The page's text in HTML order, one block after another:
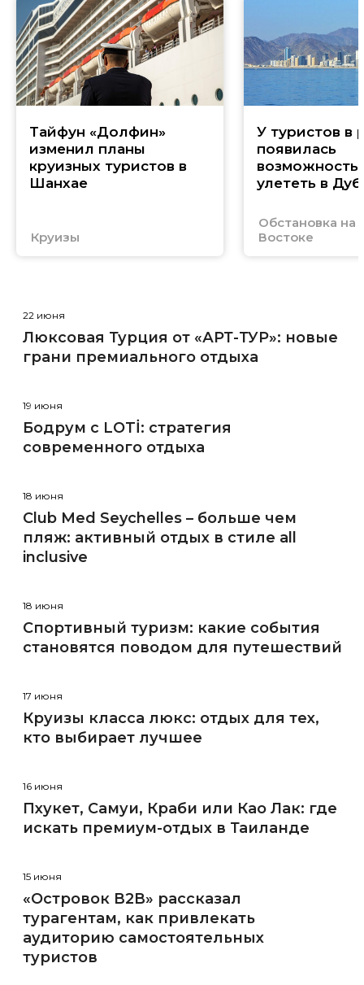
Тайфун «Долфин»
изменил планы
круизных туристов в
Шанхае
Круизы
У туристов в
появилась
улететь в
Обстановка
Востоке
22 июня
Люксовая Турция от «АРТ-ТУР»: новые
грани премиального отдыха
19 июня
Бодрум с LOTİ: стратегия
современного отдыха
18 июня
Club Med Seychelles – больше чем
пляж: активный отдых в стиле all
inclusive
18 июня
Спортивный туризм: какие события
становятся поводом для путешествий
17 июня
Круизы класса люкс: отдых для тех,
кто выбирает лучшее
16 июня
Пхукет, Самуи, Краби или Као Лак: где
искать премиум-отдых в Таиланде
15 июня
«Островок В2В» рассказал
турагентам, как привлекать
аудиторию самостоятельных
туристов